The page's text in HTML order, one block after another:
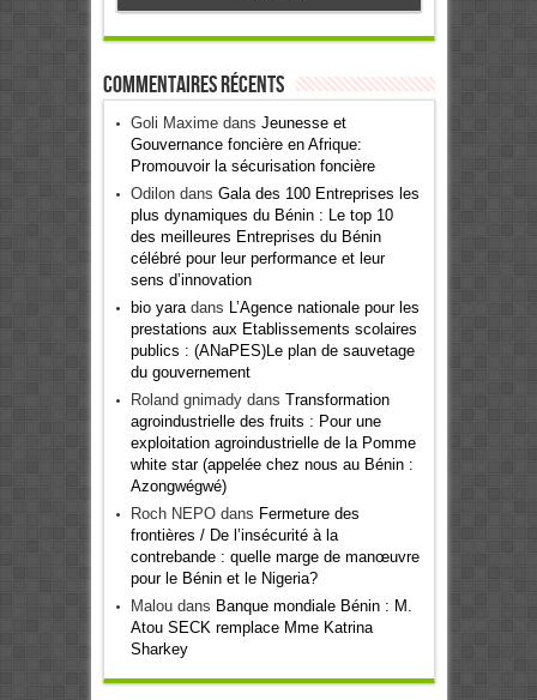
Commentaires récents
Goli Maximedans Jeunesse et
Gouvernance foncière en Afrique:
Promouvoir la sécurisation foncière
Odilondans Gala des 100 Entreprises les
plus dynamiques du Bénin : Le top 10
des meilleures Entreprises du Bénin
célébré pour leur performance et leur
sens d’innovation
bio yaradans
L’Agence nationale pour les
prestations aux Etablissements scolaires
publics : (ANaPES)Le plan de sauvetage
du gouvernement
Roland gnimadydans Transformation
agroindustrielle des fruits : Pour une
exploitation agroindustrielle de la Pomme
white star (appelée chez nous au Bénin :
Azongwégwé)
Roch NEPOdans Fermeture des
frontières / De l’insécurité à la
contrebande : quelle marge de manœuvre
pour le Bénin et le Nigeria?
Maloudans Banque mondiale Bénin : M.
Atou SECK remplace Mme Katrina
Sharkey